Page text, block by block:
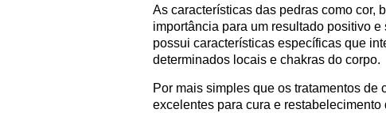
As características das pedras como cor,
importância para um resultado positivo
possui características específicas que
determinados locais e chakras do corpo.
Por mais simples que os tratamentos
excelentes para cura e